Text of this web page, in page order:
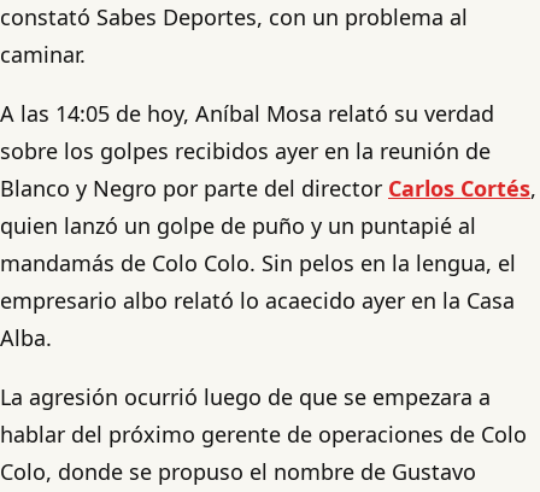
constató Sabes Deportes, con un problema al
caminar.
A las 14:05 de hoy, Aníbal Mosa relató su verdad
sobre los golpes recibidos ayer en la reunión de
Blanco y Negro por parte del director Carlos Cortés,
quien lanzó un golpe de puño y un puntapié al
mandamás de Colo Colo. Sin pelos en la lengua, el
empresario albo relató lo acaecido ayer en la Casa
Alba.
La agresión ocurrió luego de que se empezara a
hablar del próximo gerente de operaciones de Colo
Colo, donde se propuso el nombre de Gustavo